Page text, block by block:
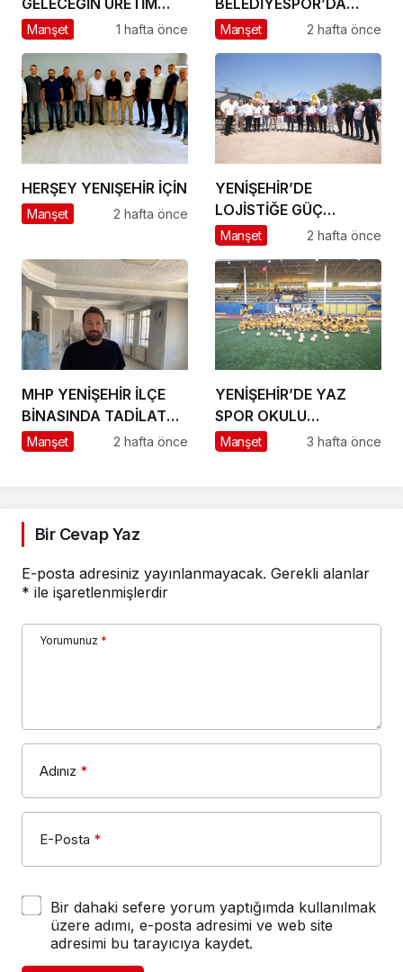
ÜSSÜ YESAN’A
Manşet 1 hafta önce
GÜÇLÜ YÖNETİM,
Manşet 2 hafta önce
HERŞEY YENIŞEHİR İÇİN
Manşet 2 hafta önce
YENİŞEHİR’DE
LOJİSTİĞE GÜÇ
KATACAK ADIM
Manşet 2 hafta önce
MHP YENİŞEHİR İLÇE
BİNASINDA TADİLAT
BAŞLADI
Manşet 2 hafta önce
YENİŞEHİR’DE YAZ
SPOR OKULU
HEYECANI BAŞLADI
Manşet 3 hafta önce
Bir Cevap Yaz
E-posta adresiniz yayınlanmayacak. Gerekli alanlar
* ile işaretlenmişlerdir
Yorumunuz *
Adınız *
E-Posta *
Bir dahaki sefere yorum yaptığımda kullanılmak
üzere adımı, e-posta adresimi ve web site
adresimi bu tarayıcıya kaydet.